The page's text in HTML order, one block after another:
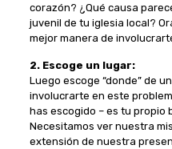
corazón? ¿Qué causa
juvenil de tu iglesia local?
mejor manera de
2. Escoge un lugar:
Luego escoge “donde” de
involucrarte en este
has escogido – es tu propio
Necesitamos ver nuestra
extensión de nuestra